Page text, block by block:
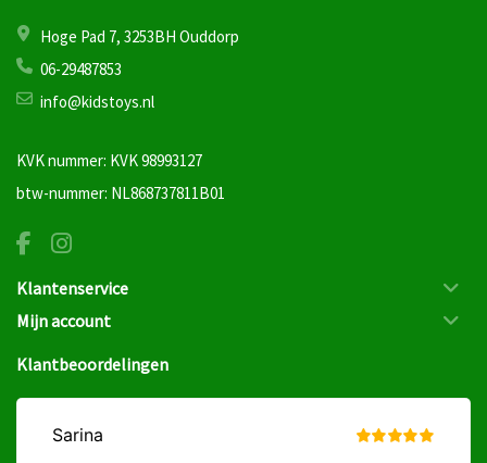
Hoge Pad 7, 3253BH Ouddorp
06-29487853
info@kidstoys.nl
KVK nummer: KVK 98993127
btw-nummer: NL868737811B01
Klantenservice
Mijn account
Klantbeoordelingen